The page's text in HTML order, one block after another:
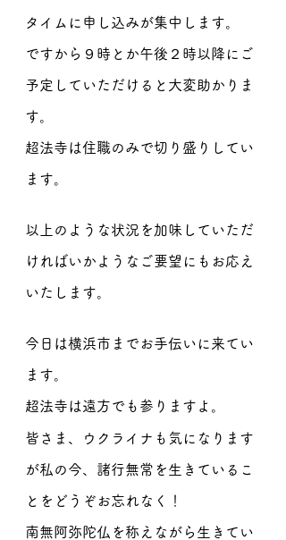
タイムに申し込みが集中します。
ですから９時とか午後２時以降にご
予定していただけると大変助かりま
す。
超法寺は住職のみで切り盛りしてい
ます。
以上のような状況を加味していただ
ければいかようなご要望にもお応え
いたします。
今日は横浜市までお手伝いに来てい
ます。
超法寺は遠方でも参りますよ。
皆さま、ウクライナも気になります
が私の今、諸行無常を生きているこ
とをどうぞお忘れなく！
南無阿弥陀仏を称えながら生きてい